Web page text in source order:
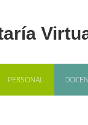
PERSONAL